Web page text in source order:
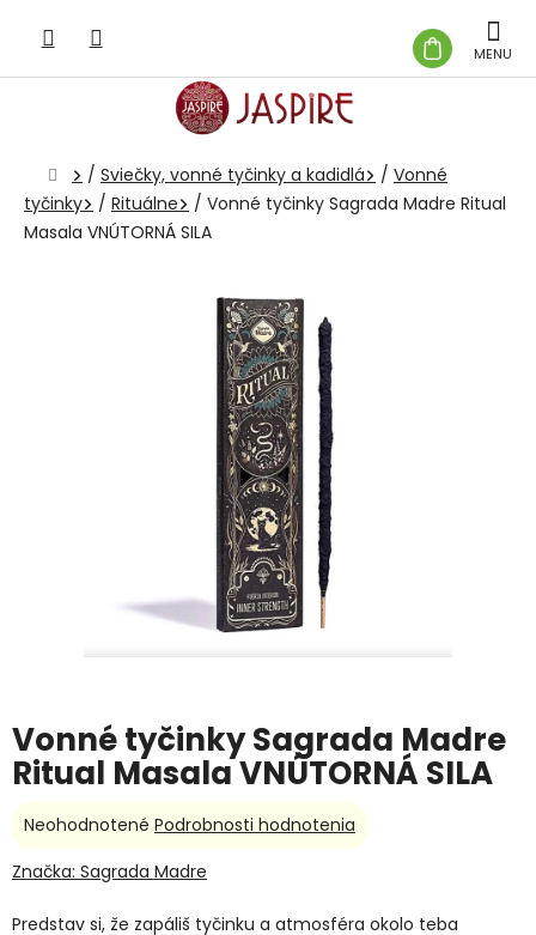
obsah
KOŠÍK
Domov
/ Sviečky, vonné tyčinky a kadidlá / Vonné
tyčinky
/ Rituálne / Vonné tyčinky Sagrada Madre Ritual
Masala VNÚTORNÁ SILA
Vonné tyčinky Sagrada Madre
Ritual Masala VNÚTORNÁ SILA
Predstav si, že zapáliš tyčinku a atmosféra okolo teba
Priemerné
produktu
0,0
Neohodnotené Podrobnosti hodnotenia
Značka: Sagrada Madre